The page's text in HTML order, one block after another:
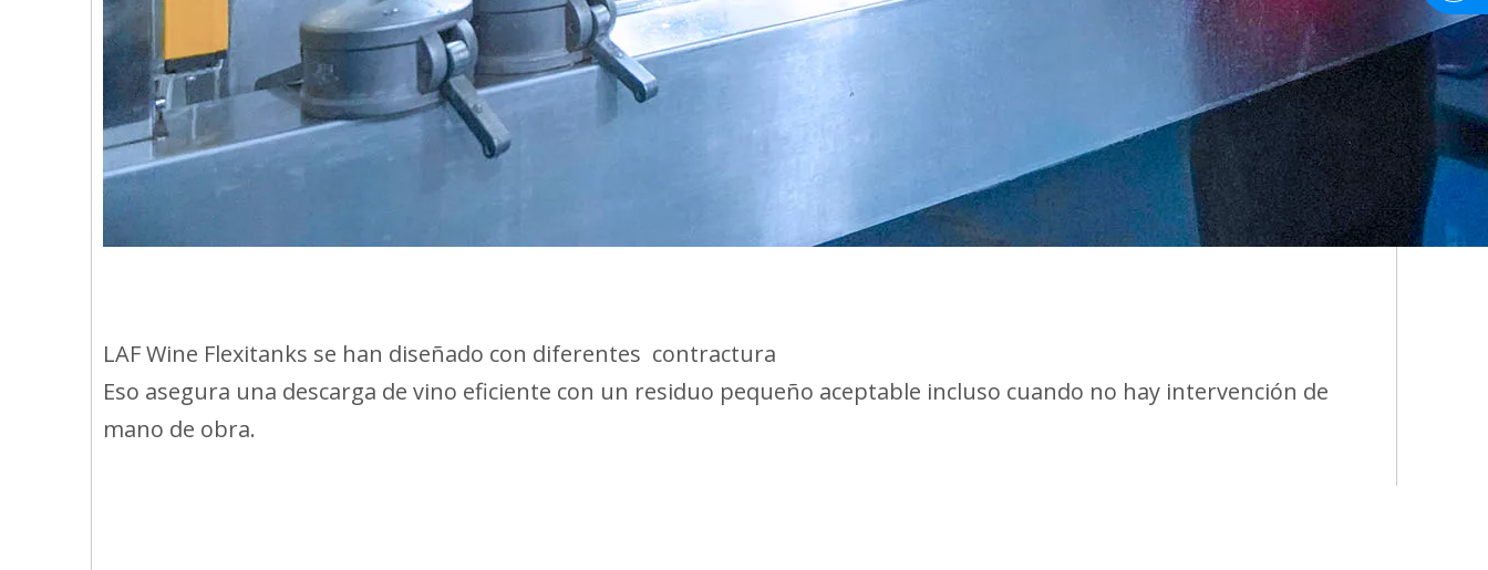
LAF Wine Flexitanks se han diseñado con diferentes contractura
Eso asegura una descarga de vino eficiente con un residuo pequeño aceptable incluso cuando no hay intervención de
mano de obra.